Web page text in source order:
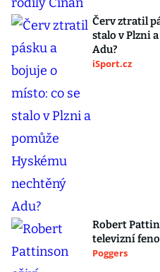
Červ ztratil
stalo v Plzni
Adu?
iSport.cz
Robert
televizní
Poggers